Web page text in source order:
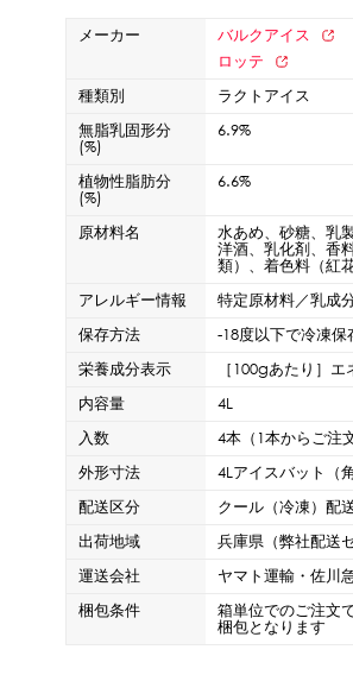
kiss（スノーキッス）」
メーカー
バルクアイス
ロッテ
種類別
ラクトアイス
無脂乳固形分
(%)
6.9%
植物性脂肪分
(%)
6.6%
原材料名
水あめ、砂糖、乳
洋酒、乳化剤、香
類）、着色料（紅
アレルギー情報
特定原材料／乳成
保存方法
-18度以下で冷凍保
栄養成分表示
［100gあたり］
内容量
4L
入数
4本（1本からご注
外形寸法
4Lアイスバット
配送区分
クール（冷凍）配
出荷地域
兵庫県（弊社配送
運送会社
ヤマト運輸・佐川
梱包条件
箱単位でのご注文
梱包となります